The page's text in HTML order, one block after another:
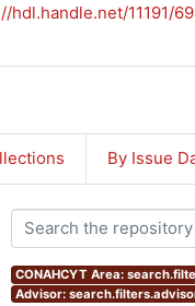
hdl.handle.net/11191/
By Issue
CONAHCYT Area:
Advisor: